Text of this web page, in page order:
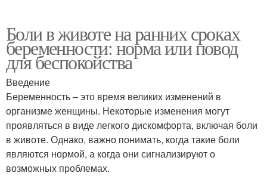
Боли в животе на ранних сроках
беременности: норма или повод
для беспокойства
Введение
Беременность – это время великих изменений в
организме женщины. Некоторые изменения могут
проявляться в виде легкого дискомфорта, включая боли
в животе. Однако, важно понимать, когда такие боли
являются нормой, а когда они сигнализируют о
возможных проблемах.